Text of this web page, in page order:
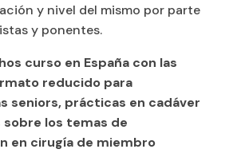
y nivel del mismo por parte
y ponentes.
curso en España con las
reducido para
seniors, prácticas en cadáver
sobre los temas de
en cirugía de miembro